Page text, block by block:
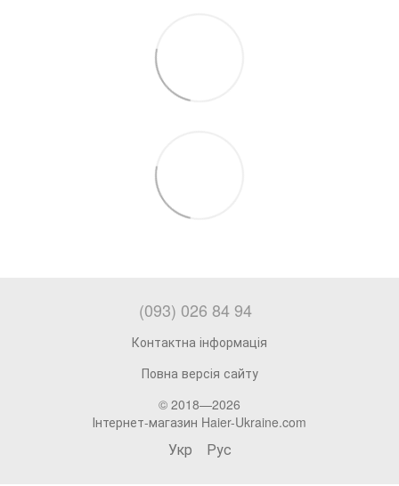
(093) 026 84 94
Контактна інформація
Повна версія сайту
© 2018—2026
Інтернет-магазин Haier-Ukraine.com
Укр Рус